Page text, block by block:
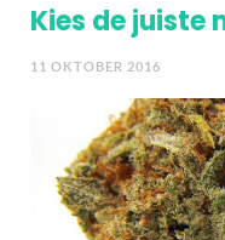
Kies de juiste
11 OKTOBER 2016